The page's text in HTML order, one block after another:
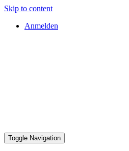
Skip to content
Anmelden
Toggle Navigation